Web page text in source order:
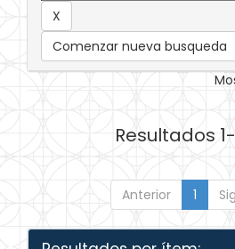
Comenzar nueva busqueda
Resultados 1-
Anterior 1